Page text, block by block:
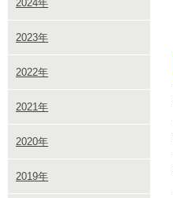
2024年
2023年
2022年
2021年
2020年
2019年